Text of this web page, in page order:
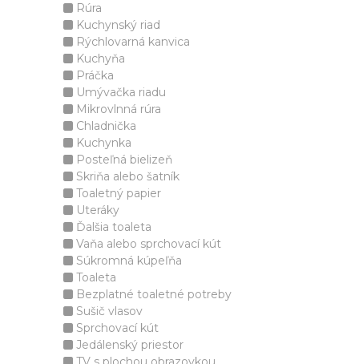
Rúra
Kuchynský riad
Rýchlovarná kanvica
Kuchyňa
Práčka
Umývačka riadu
Mikrovlnná rúra
Chladnička
Kuchynka
Posteľná bielizeň
Skriňa alebo šatník
Toaletný papier
Uteráky
Ďalšia toaleta
Vaňa alebo sprchovací kút
Súkromná kúpeľňa
Toaleta
Bezplatné toaletné potreby
Sušič vlasov
Sprchovací kút
Jedálenský priestor